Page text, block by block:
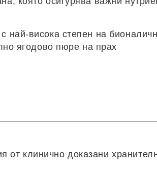
най-висока степен на
ягодово пюре на прах
от клинично доказани